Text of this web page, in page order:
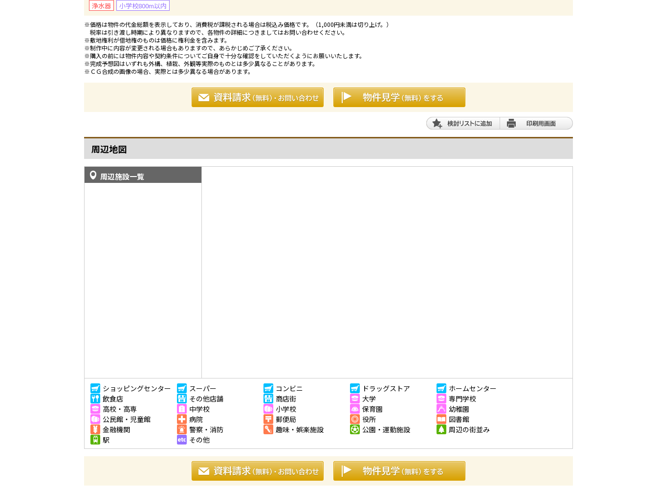
浄水器
小学校800m以内
※価格は物件の代金総額を表示しており、消費税が課税される場合は税込み価格です。（1,000円未満は切り上げ。）
税率は引き渡し時期により異なりますので、各物件の詳細につきましてはお問い合わせください。
※敷地権利が借地権のものは価格に権利金を含みます。
※制作中に内容が変更される場合もありますので、あらかじめご了承ください。
※購入の前には物件内容や契約条件についてご自身で十分な確認をしていただくようにお願いいたします。
※完成予想図はいずれも外構、植栽、外観等実際のものとは多少異なることがあります。
※ＣＧ合成の画像の場合、実際とは多少異なる場合があります。
周辺地図
周辺施設一覧
ショッピングセンター スーパー コンビニ ドラッグストア
ホームセンター
飲食店
その他店舗 商店街 大学
専門学校
高校・高専
中学校 小学校 保育園
幼稚園
公民館・児童館
病院 郵便局 役所
図書館
金融機関
警察・消防 趣味・娯楽施設 公園・運動施設
周辺の街並み
駅
その他